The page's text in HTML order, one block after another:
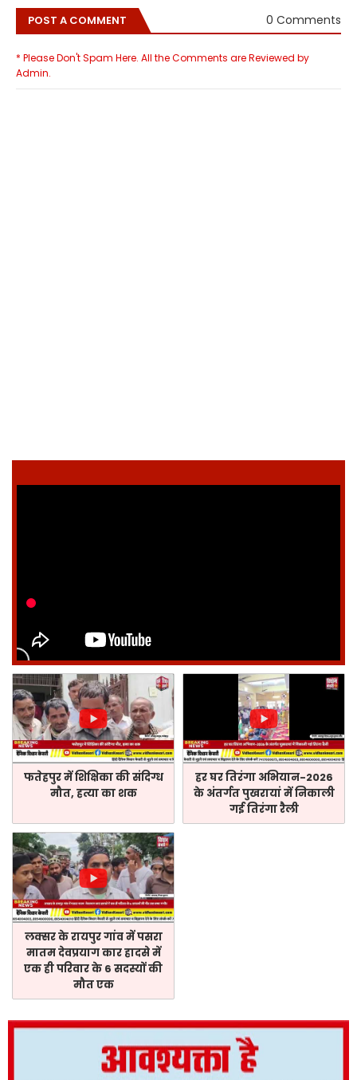
POST A COMMENT 0 Comments
* Please Don't Spam Here. All the Comments are Reviewed by
Admin.
फतेहपुर में शिक्षिका की संदिग्ध
मौत, हत्या का शक
हर घर तिरंगा अभियान-2026
के अंतर्गत पुखरायां में निकाली
गई तिरंगा रैली
लक्सर के रायपुर गांव में पसरा
मातम देवप्रयाग कार हादसे में
एक ही परिवार के 6 सदस्यों की
मौत एक